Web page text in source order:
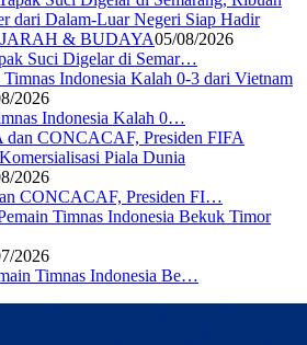
& BUDAYA05/08/2026
Suci Digelar di Semar…
2026
Indonesia Kalah 0…
2026
CONCACAF, Presiden FI…
2026
Timnas Indonesia Be…